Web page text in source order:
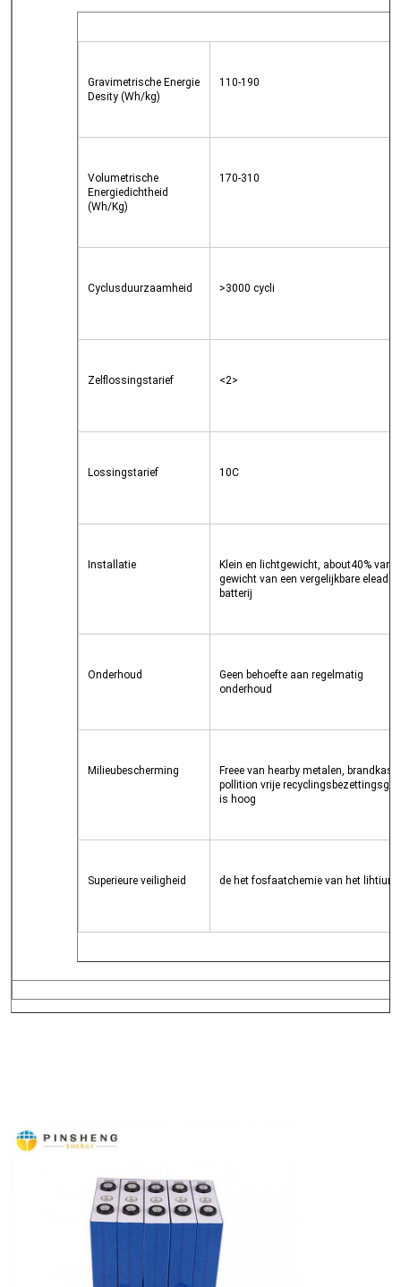
Gravimetrische Energie
Desity (Wh/kg)
110-190
Volumetrische
Energiedichtheid
(Wh/Kg)
170-310
Cyclusduurzaamheid >3000 cycli
Zelflossingstarief <2>
Lossingstarief 10C
Installatie
Klein en lichtgewicht, about40% van
gewicht van een vergelijkbare elead
batterij
Onderhoud
Geen behoefte aan regelmatig
onderhoud
Milieubescherming
Freee van hearby metalen, brandkast
pollition vrije
is hoog
Superieure veiligheid de het fosfaatchemie van het